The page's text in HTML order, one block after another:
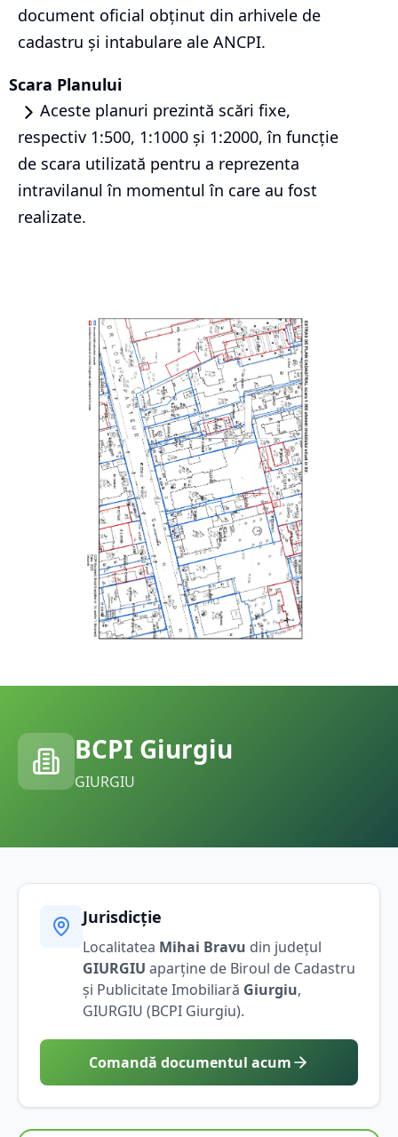
document oficial obținut din arhivele de
cadastru și intabulare ale ANCPI.
Scara Planului
Aceste planuri prezintă scări fixe,
respectiv 1:500, 1:1000 și 1:2000, în funcție
de scara utilizată pentru a reprezenta
intravilanul în momentul în care au fost
realizate.
BCPI Giurgiu
GIURGIU
Jurisdicție
Localitatea Mihai Bravu din județul
GIURGIU aparține de Biroul de Cadastru
și Publicitate Imobiliară Giurgiu,
GIURGIU (BCPI Giurgiu).
Comandă documentul acum